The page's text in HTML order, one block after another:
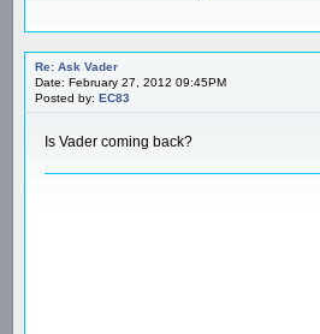
Re: Ask Vader
Date: February 27, 2012 09:45PM
Posted by: EC83
Is Vader coming back?